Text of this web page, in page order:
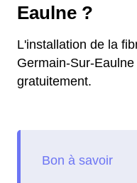
Eaulne ?
L'installation de la
Germain-Sur-
gratuitement.